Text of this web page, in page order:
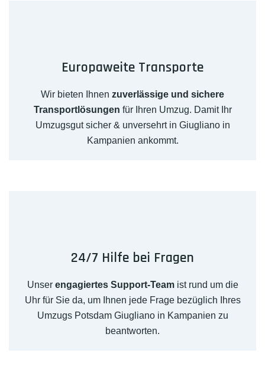
Europaweite Transporte
Wir bieten Ihnen zuverlässige und sichere
Transportlösungen für Ihren Umzug. Damit Ihr
Umzugsgut sicher & unversehrt in Giugliano in
Kampanien ankommt.
24/7 Hilfe bei Fragen
Unser engagiertes Support-Teamist rund um die
Uhr für Sie da, um Ihnen jede Frage bezüglich Ihres
Umzugs Potsdam Giugliano in Kampanien zu
beantworten.